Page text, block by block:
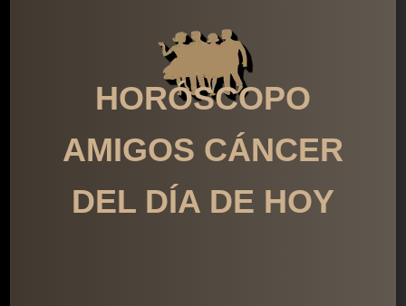
HORÓSCOPO
AMIGOS CÁNCER
DEL DÍA DE HOY